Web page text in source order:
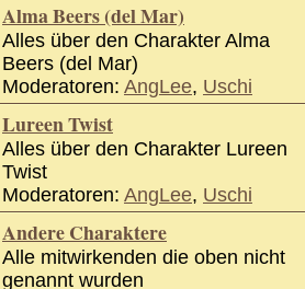
Alma Beers (del Mar)
Alles über den Charakter Alma
Beers (del Mar)
Moderatoren: AngLee, Uschi
Lureen Twist
Alles über den Charakter Lureen
Twist
Moderatoren: AngLee, Uschi
Andere Charaktere
Alle mitwirkenden die oben nicht
genannt wurden